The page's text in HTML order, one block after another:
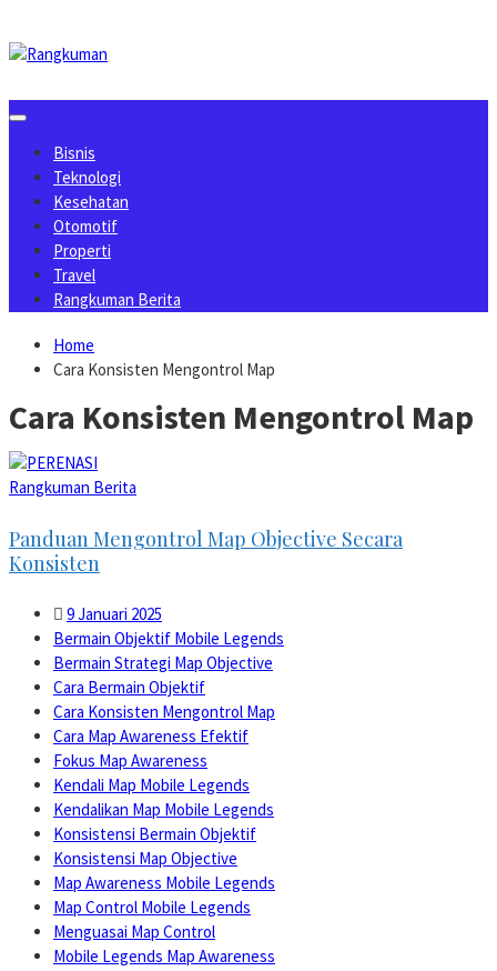
to
content
Bisnis
Teknologi
Kesehatan
Otomotif
Properti
Travel
Rangkuman Berita
Home
Cara Konsisten Mengontrol Map
Cara Konsisten Mengontrol Map
Rangkuman Berita
Panduan Mengontrol Map Objective Secara
Konsisten
9 Januari 2025
Bermain Objektif Mobile Legends
Bermain Strategi Map Objective
Cara Bermain Objektif
Cara Konsisten Mengontrol Map
Cara Map Awareness Efektif
Fokus Map Awareness
Kendali Map Mobile Legends
Kendalikan Map Mobile Legends
Konsistensi Bermain Objektif
Konsistensi Map Objective
Map Awareness Mobile Legends
Map Control Mobile Legends
Menguasai Map Control
Mobile Legends Map Awareness